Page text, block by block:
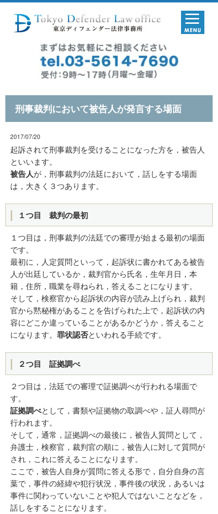
刑事裁判において被告人が発言する場面
2017/07/20
起訴されて刑事裁判を受けることになった方を，被告人
といいます。
被告人が，刑事裁判の法廷において，話しをする場面
は，大きく３つあります。
１つ目 裁判の最初
１つ目は，刑事裁判の法廷での審理が始まる最初の場面
です。
最初に，人定質問といって，起訴状に書かれてある被告
人が出廷しているか，裁判官から氏名，生年月日，本
籍，住所，職業を尋ねられ，答えることになります。
そして，検察官から起訴状の内容が読み上げられ，裁判
官から黙秘権があることを告げられた上で，起訴状の内
容にどこか違っていることがあるかどうか，答えること
になります。罪状認否といわれる手続です。
２つ目 証拠調べ
２つ目は，法廷での審理で証拠調べが行われる場面で
す。
証拠調べとして，書類や証拠物の取調べや，証人尋問が
行われます。
そして，通常，証拠調べの最後に，被告人質問として，
弁護士，検察官，裁判官の順に，被告人に対して質問が
され，これに答えることになります。
ここで，被告人自身が質問に答える形で，自分自身の言
葉で，事件の経緯や犯行状況，事件後の状況，あるいは
事件に関わっていないことや犯人ではないことなどを，
話しをすることになります。